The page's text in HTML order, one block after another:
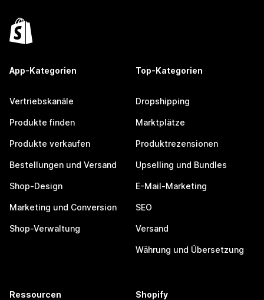
App-Kategorien
Vertriebskanäle
Produkte finden
Produkte verkaufen
Bestellungen und Versand
Shop-Design
Marketing und Conversion
Shop-Verwaltung
Top-Kategorien
Dropshipping
Marktplätze
Produktrezensionen
Upselling und Bundles
E-Mail-Marketing
SEO
Versand
Währung und Übersetzung
Ressourcen Shopify